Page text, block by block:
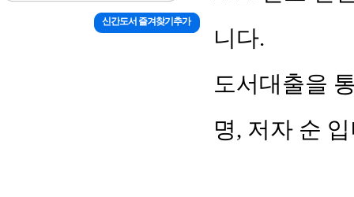
니다.
도서대출을
명, 저자 순
신간도서 즐겨찾기추가